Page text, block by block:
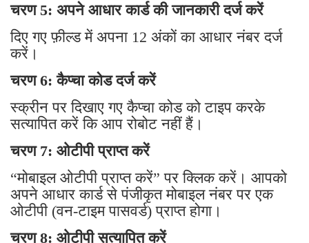
चरण 5: अपने आधार कार्ड की जानकारी दर्ज करें
दिए गए फ़ील्ड में अपना 12 अंकों का आधार नंबर दर्ज
करें।
चरण 6: कैप्चा कोड दर्ज करें
स्क्रीन पर दिखाए गए कैप्चा कोड को टाइप करके
सत्यापित करें कि आप रोबोट नहीं हैं।
चरण 7: ओटीपी प्राप्त करें
“मोबाइल ओटीपी प्राप्त करें” पर क्लिक करें। आपको
अपने आधार कार्ड से पंजीकृत मोबाइल नंबर पर एक
ओटीपी (वन-टाइम पासवर्ड) प्राप्त होगा।
चरण 8: ओटीपी सत्यापित करें